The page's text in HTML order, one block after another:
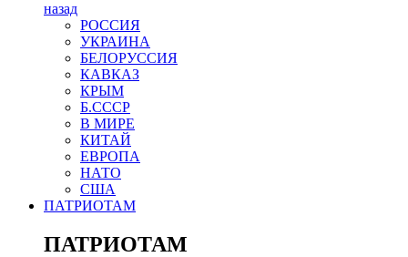
назад
РОСCИЯ
УКРАИНА
БЕЛОРУССИЯ
КАВКАЗ
КРЫМ
Б.СССР
В МИРЕ
КИТАЙ
ЕВРОПА
НАТО
США
ПАТРИОТАМ
ПАТРИОТАМ